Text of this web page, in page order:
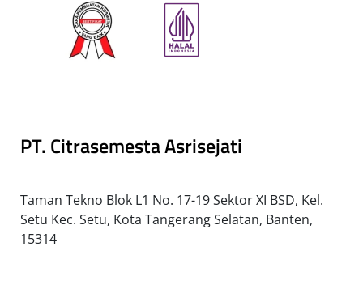
PT. Citrasemesta Asrisejati
Taman Tekno Blok L1 No. 17-19 Sektor XI BSD, Kel.
Setu Kec. Setu, Kota Tangerang Selatan, Banten,
15314